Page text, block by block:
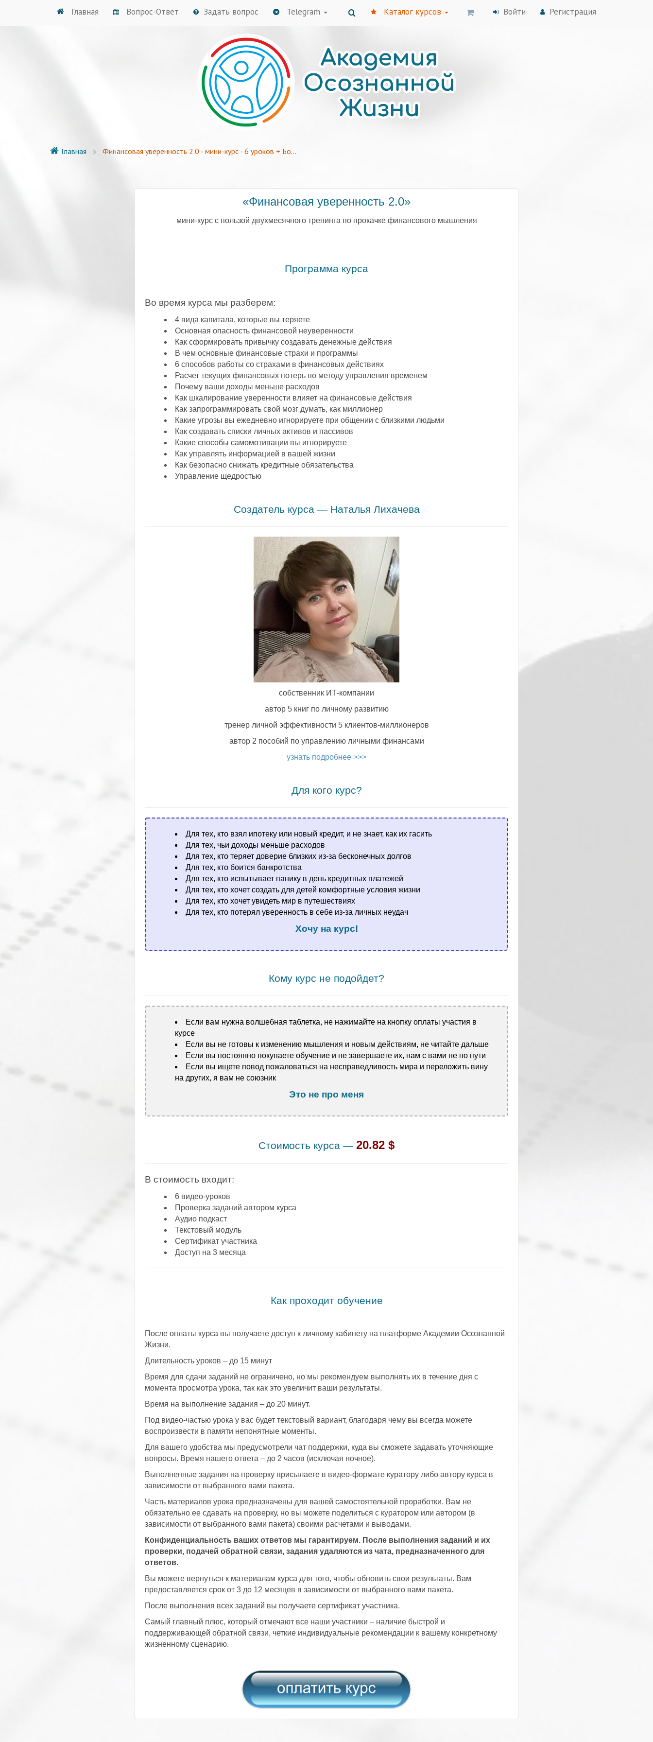
Главная Вопрос-Ответ Задать вопрос Telegram Каталог курсов Войти Регистрация
Главная Финансовая уверенность 2.0 - мини-курс - 6 уроков + Бонусы
«Финансовая уверенность 2.0»
мини-курс с пользой двухмесячного тренинга по прокачке финансового мышления
Программа курса
Во время курса мы разберем:
4 вида капитала, которые вы теряете
Основная опасность финансовой неуверенности
Как сформировать привычку создавать денежные действия
В чем основные финансовые страхи и программы
6 способов работы со страхами в финансовых действиях
Расчет текущих финансовых потерь по методу управления временем
Почему ваши доходы меньше расходов
Как шкалирование уверенности влияет на финансовые действия
Как запрограммировать свой мозг думать, как миллионер
Какие угрозы вы ежедневно игнорируете при общении с близкими людьми
Как создавать списки личных активов и пассивов
Какие способы самомотивации вы игнорируете
Как управлять информацией в вашей жизни
Как безопасно снижать кредитные обязательства
Управление щедростью
Создатель курса — Наталья Лихачева
собственник ИТ-компании
автор 5 книг по личному развитию
тренер личной эффективности 5 клиентов-миллионеров
автор 2 пособий по управлению личными финансами
узнать подробнее >>>
Для кого курс?
Для тех, кто взял ипотеку или новый кредит, и не знает, как их гасить
Для тех, чьи доходы меньше расходов
Для тех, кто теряет доверие близких из-за бесконечных долгов
Для тех, кто боится банкротства
Для тех, кто испытывает панику в день кредитных платежей
Для тех, кто хочет создать для детей комфортные условия жизни
Для тех, кто хочет увидеть мир в путешествиях
Для тех, кто потерял уверенность в себе из-за личных неудач
Хочу на курс!
Кому курс не подойдет?
Если вам нужна волшебная таблетка, не нажимайте на кнопку оплаты участия в
курсе
Если вы не готовы к изменению мышления и новым действиям, не читайте дальше
Если вы постоянно покупаете обучение и не завершаете их, нам с вами не по пути
Если вы ищете повод пожаловаться на несправедливость мира и переложить вину
на других, я вам не союзник
Это не про меня
Стоимость курса — 20.82 $
В стоимость входит:
6 видео-уроков
Проверка заданий автором курса
Аудио подкаст
Текстовый модуль
Сертификат участника
Доступ на 3 месяца
Как проходит обучение
После оплаты курса вы получаете доступ к личному кабинету на платформе Академии Осознанной
Жизни.
Длительность уроков – до 15 минут
Время для сдачи заданий не ограничено, но мы рекомендуем выполнять их в течение дня с
момента просмотра урока, так как это увеличит ваши результаты.
Время на выполнение задания – до 20 минут.
Под видео-частью урока у вас будет текстовый вариант, благодаря чему вы всегда можете
воспроизвести в памяти непонятные моменты.
Для вашего удобства мы предусмотрели чат поддержки, куда вы сможете задавать уточняющие
вопросы. Время нашего ответа – до 2 часов (исключая ночное).
Выполненные задания на проверку присылаете в видео-формате куратору либо автору курса в
зависимости от выбранного вами пакета.
Часть материалов урока предназначены для вашей самостоятельной проработки. Вам не
обязательно ее сдавать на проверку, но вы можете поделиться с куратором или автором (в
зависимости от выбранного вами пакета) своими расчетами и выводами.
Конфиденциальность ваших ответов мы гарантируем. После выполнения заданий и их
проверки, подачей обратной связи, задания удаляются из чата, предназначенного для
ответов.
Вы можете вернуться к материалам курса для того, чтобы обновить свои результаты. Вам
предоставляется срок от 3 до 12 месяцев в зависимости от выбранного вами пакета.
После выполнения всех заданий вы получаете сертификат участника.
Самый главный плюс, который отмечают все наши участники – наличие быстрой и
поддерживающей обратной связи, четкие индивидуальные рекомендации к вашему конкретному
жизненному сценарию.